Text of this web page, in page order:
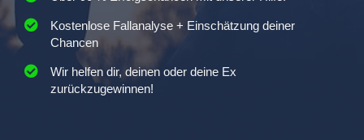
Kostenlose Fallanalyse + Einschätzung deiner
Chancen
Wir helfen dir, deinen oder deine Ex
zurückzugewinnen!